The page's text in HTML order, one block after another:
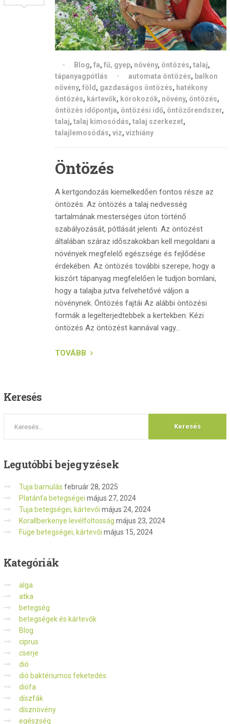
Blog, fa, fű, gyep, növény, öntözés, talaj,
tápanyagpótlás
automata öntözés, balkon
növény, föld , gazdaságos öntözés, hatékony
öntözés, kártevők, kórokozók, növény, öntözés,
öntözés időpontja, öntözési idő, öntözőrendszer,
talaj, talaj kimosódás, talaj szerkezet,
talajlemosódás, viz, vízhiány
Öntözés
A kertgondozás kiemelkedően fontos része az
öntözés. Az öntözés a talaj nedvesség
tartalmának mesterséges úton történő
szabályozását, pótlását jelenti. Az öntözést
általában száraz időszakokban kell megoldani a
növények megfelelő egészsége és fejlődése
érdekében. Az öntözés további szerepe, hogy a
kiszórt tápanyag megfelelően le tudjon bomlani,
hogy a talajba jutva felvehetővé váljon a
növénynek. Öntözés fajtái Az alábbi öntözési
formák a legelterjedtebbek a kertekben: Kézi
öntözés Az öntözést kannával vagy...
TOVÁBB
Keresés
Legutóbbibejegyzések
Tuja barnulás február 28, 2025
Platánfa betegségei május 27, 2024
Tuja betegségei, kártevői május 24, 2024
Korallberkenye levélfoltosság május 23, 2024
Füge betegségei, kártevői május 15, 2024
Kategóriák
alga
atka
betegség
betegségek és kártevők
Blog
ciprus
cserje
dió
dió baktériumos feketedés
diófa
díszfák
dísznövény
egészség